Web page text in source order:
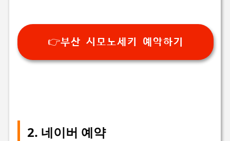
👉부산 시모노세키 예약하기
2. 네이버 예약